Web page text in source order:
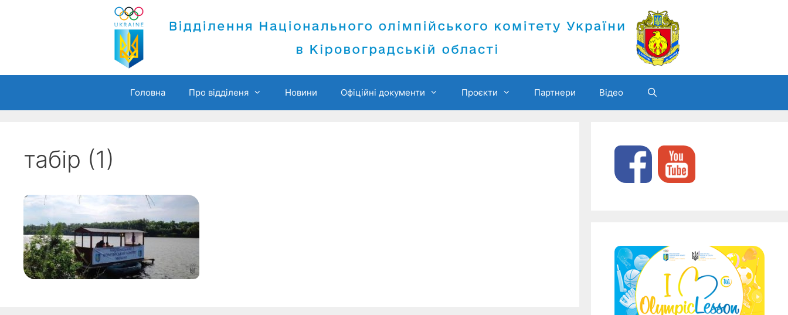
Головна Про відділеня Новини Офіційні документи Проєкти Партнери Відео
табір (1)